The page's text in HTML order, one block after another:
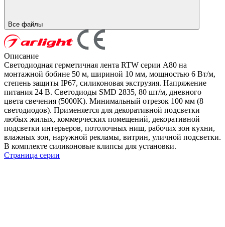
Все файлы
Описание
Светодиодная герметичная лента RTW серии A80 на
монтажной бобине 50 м, шириной 10 мм, мощностью 6 Вт/м,
степень защиты IP67, силиконовая экструзия. Напряжение
питания 24 В. Светодиоды SMD 2835, 80 шт/м, дневного
цвета свечения (5000K). Минимальный отрезок 100 мм (8
светодиодов). Применяется для декоративной подсветки
любых жилых, коммерческих помещений, декоративной
подсветки интерьеров, потолочных ниш, рабочих зон кухни,
влажных зон, наружной рекламы, витрин, уличной подсветки.
В комплекте силиконовые клипсы для установки.
Страница серии